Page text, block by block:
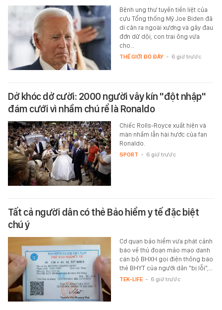
Bệnh ung thư tuyến tiền liệt của
cựu Tổng thống Mỹ Joe Biden đã
di căn ra ngoài xương và gây đau
đớn dữ dội, con trai ông vừa
cho…
THẾ GIỚI ĐÓ ĐÂY - 6 giờ trước
Dở khóc dở cười: 2000 người vây kín "đột nhập"
đám cưới vì nhầm chú rể là Ronaldo
Chiếc Rolls-Royce xuất hiện và
màn nhầm lẫn hài hước của fan
Ronaldo.
SPORT - 6 giờ trước
Tất cả người dân có thẻ Bảo hiểm y tế đặc biệt
chú ý
Cơ quan bảo hiểm vừa phát cảnh
báo về thủ đoạn mảo mạo danh
cán bộ BHXH gọi điện thông báo
thẻ BHYT của người dân "bị lỗi",…
TEK-LIFE - 6 giờ trước